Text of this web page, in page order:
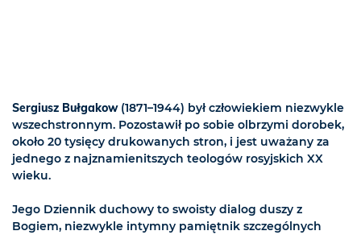
Sergiusz Bułgakow(1871–1944) był człowiekiem niezwykle
wszechstronnym. Pozostawił po sobie olbrzymi dorobek,
około 20 tysięcy drukowanych stron, i jest uważany za
jednego z najznamienitszych teologów rosyjskich XX
wieku.
Jego Dziennik duchowy to swoisty dialog duszy z
Bogiem, niezwykle intymny pamiętnik szczególnych